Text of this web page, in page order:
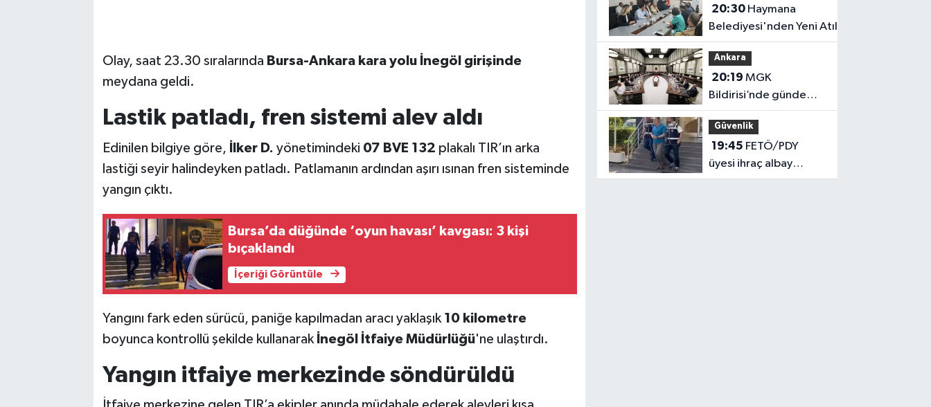
Olay, saat 23.30 sıralarında Bursa-Ankara kara yolu İnegöl girişinde
meydana geldi.
Lastik patladı, fren sistemi alev aldı
Edinilen bilgiye göre, İlker D. yönetimindeki 07 BVE 132 plakalı TIR’ın arka
lastiği seyir halindeyken patladı. Patlamanın ardından aşırı ısınan fren sisteminde
yangın çıktı.
Bursa’da düğünde ‘oyun havası’ kavgası: 3 kişi
bıçaklandı
İçeriği Görüntüle
Yangını fark eden sürücü, paniğe kapılmadan aracı yaklaşık 10 kilometre
boyunca kontrollü şekilde kullanarak İnegöl İtfaiye Müdürlüğü'ne ulaştırdı.
Yangın itfaiye merkezinde söndürüldü
20:30
Belediyesi'nden Yeni Atılım!
Ankara
20:19 MGK
Bildirisi’nde gündem
yoğun!
Güvenlik
19:45
üyesi ihraç albay
yakalandı